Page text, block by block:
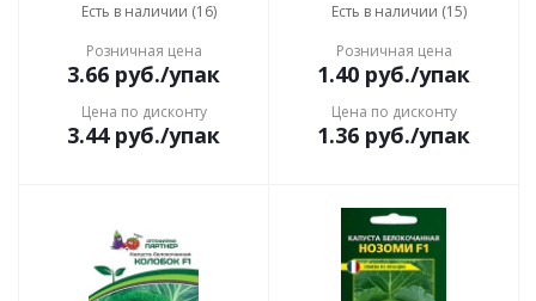
Есть в наличии (16)
Розничная цена
3.66 руб./упак
Цена по дисконту
3.44руб./упак
Есть в наличии (15)
Розничная цена
1.40 руб./упак
Цена по дисконту
1.36 руб./упак